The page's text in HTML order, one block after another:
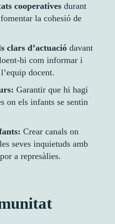
cooperatives durant
la cohesió de
clars d’actuació davant
hi com informar i
docent.
Garantir que hi hagi
on els infants se sentin
Crear canals on
seves inquietuds amb
a represàlies.